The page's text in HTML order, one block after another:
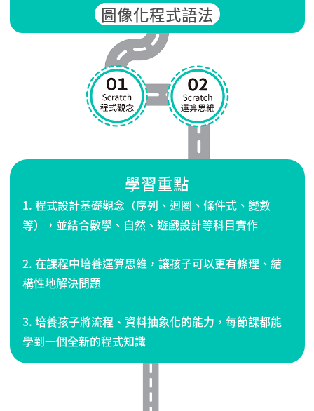
圖像化程式語法
學習重點
1. 程式設計基礎觀念（序列、迴圈、條件式、變數
等），並結合數學、自然、遊戲設計等科目實作
2. 在課程中培養運算思維，讓孩子可以更有條理、結
構性地解決問題
3. 培養孩子將流程、資料抽象化的能力，每節課都能
學到一個全新的程式知識